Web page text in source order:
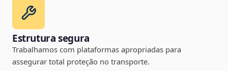
Estrutura segura
Trabalhamos com plataformas apropriadas para
assegurar total proteção no transporte.